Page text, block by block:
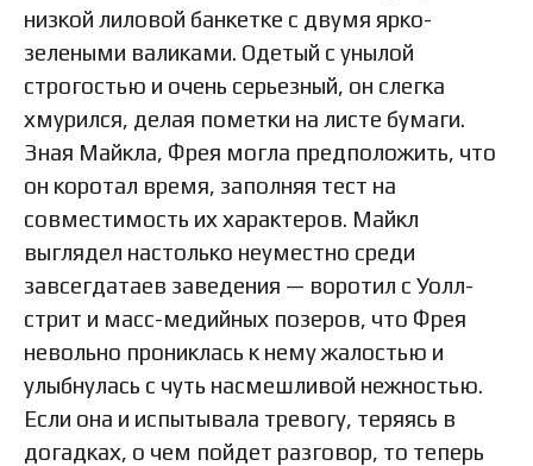
низкой лиловой банкетке с двумя ярко-
зелеными валиками. Одетый с унылой
строгостью и очень серьезный, он слегка
хмурился, делая пометки на листе бумаги.
Зная Майкла, Фрея могла предположить, что
он коротал время, заполняя тест на
совместимость их характеров. Майкл
выглядел настолько неуместно среди
завсегдатаев заведения — воротил с Уолл-
стрит и масс-медийных позеров, что Фрея
невольно прониклась к нему жалостью и
улыбнулась с чуть насмешливой нежностью.
Если она и испытывала тревогу, теряясь в
догадках, о чем пойдет разговор, то теперь